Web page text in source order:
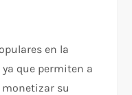
en la
que permiten a
su